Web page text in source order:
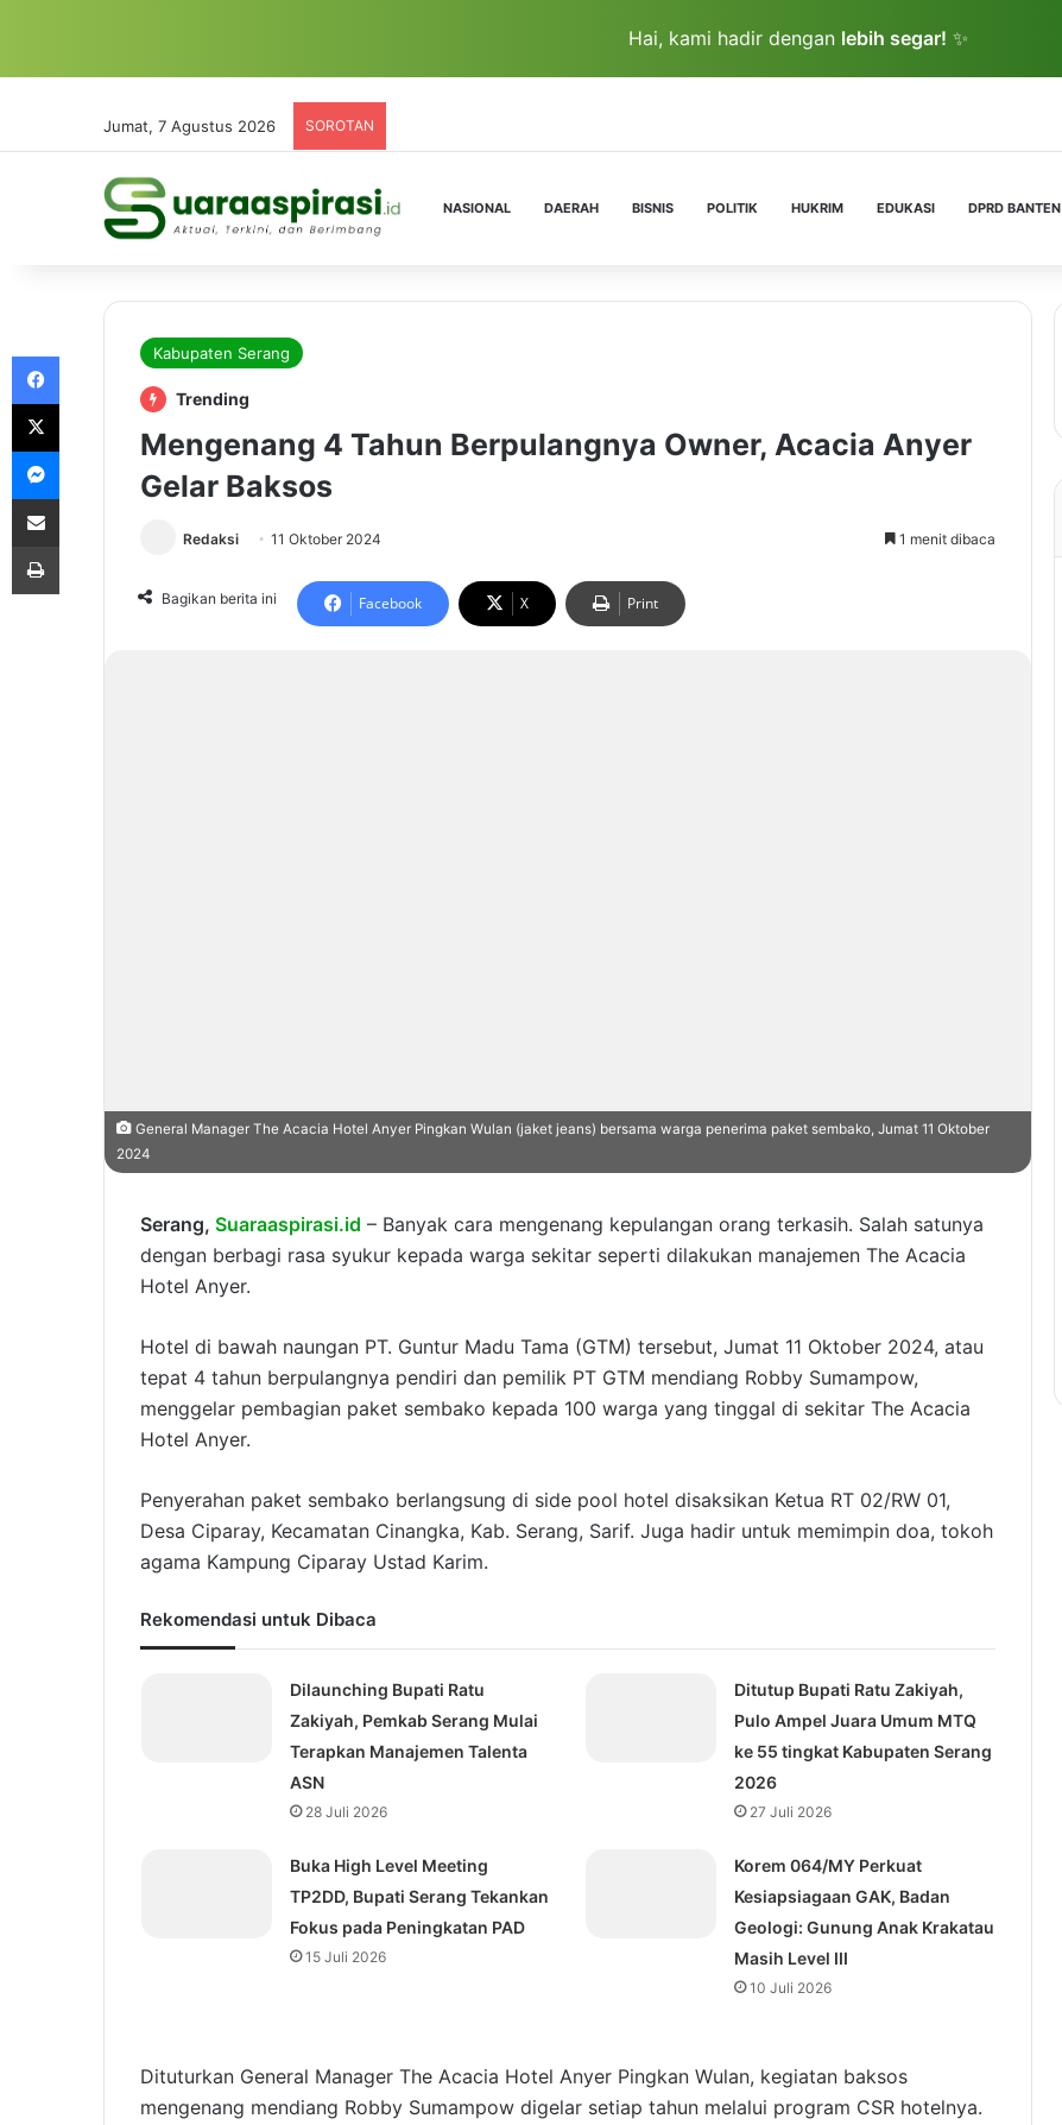
Hai, kami hadir dengan lebih segar! ✨
Jumat, 7 Agustus 2026 SOROTAN
NASIONAL DAERAH BISNIS POLITIK HUKRIM EDUKASI DPRD BANTEN
Kabupaten Serang
Trending
Mengenang 4 Tahun Berpulangnya Owner, Acacia Anyer
Gelar Baksos
Redaksi 11 Oktober 2024 1 menit dibaca
Bagikan berita ini Facebook X Print
General Manager The Acacia Hotel Anyer Pingkan Wulan (jaket jeans) bersama warga penerima paket sembako, Jumat 11 Oktober
2024
Serang, Suaraaspirasi.id – Banyak cara mengenang kepulangan orang terkasih. Salah satunya
dengan berbagi rasa syukur kepada warga sekitar seperti dilakukan manajemen The Acacia
Hotel Anyer.
Hotel di bawah naungan PT. Guntur Madu Tama (GTM) tersebut, Jumat 11 Oktober 2024, atau
tepat 4 tahun berpulangnya pendiri dan pemilik PT GTM mendiang Robby Sumampow,
menggelar pembagian paket sembako kepada 100 warga yang tinggal di sekitar The Acacia
Hotel Anyer.
Penyerahan paket sembako berlangsung di side pool hotel disaksikan Ketua RT 02/RW 01,
Desa Ciparay, Kecamatan Cinangka, Kab. Serang, Sarif. Juga hadir untuk memimpin doa, tokoh
agama Kampung Ciparay Ustad Karim.
Rekomendasi untuk Dibaca
Dilaunching Bupati Ratu
Zakiyah, Pemkab Serang Mulai
Terapkan Manajemen Talenta
ASN
28 Juli 2026
Ditutup Bupati Ratu Zakiyah,
Pulo Ampel Juara Umum MTQ
ke 55 tingkat Kabupaten Serang
2026
27 Juli 2026
Buka High Level Meeting
TP2DD, Bupati Serang Tekankan
Fokus pada Peningkatan PAD
15 Juli 2026
Korem 064/MY Perkuat
Kesiapsiagaan GAK, Badan
Geologi: Gunung Anak Krakatau
Masih Level III
10 Juli 2026
Dituturkan General Manager The Acacia Hotel Anyer Pingkan Wulan, kegiatan baksos
mengenang mendiang Robby Sumampow digelar setiap tahun melalui program CSR hotelnya.
Messenger